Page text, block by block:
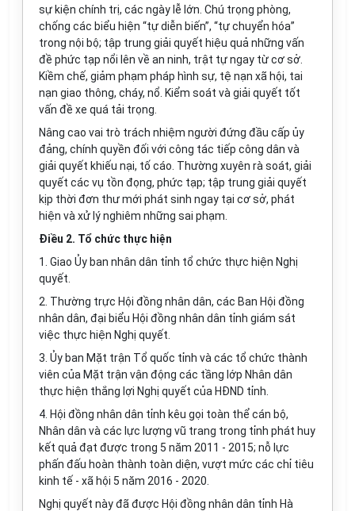
sự kiện chính trị, các ngày lễ ớn. Chú trọng phòng,
chống các biểu hiện “tự diễn biến”, “tự chuyển hóa”
trong nội bộ; tập trung giải quyết hiệu quả những vấn
đề phức tạp nổi lên về an ninh, trật tự ngay từ cơ sở.
Kiềm chế, giảm phạm pháp hình sự, tệ nạn xã hội, tai
nạn giao thông, cháy, nổ. Kiểm soát và giải quyết tốt
vấn đề xe quá tải trọng.
Nâng cao vai trò trách nhiệm người đứng đầu cấp ủy
đảng, chính quyền đối với công tác tiếp công dân và
giải quyết khiếu nại, tố cáo. Thường xuyên rà soát, giải
quyết các vụ tồn đọng, phức tạp; tập trung giải quyết
kịp thời đơn thư mới phát sinh ngay tại cơ sở, phát
hiện và xử lý nghiêm những sai phạm.
Điều 2. Tổ chức thực hiện
1. Giao Ủy ban nhân dân tỉnh tổ chức thực hiện Nghị
quyết.
2. Thường trực Hội đồng nhân dân, các Ban Hội đồng
nhân dân, đại biểu Hội đồng nhân dân tỉnh giám sát
việc thực hiện Nghị quyết.
3. Ủy ban Mặt trận Tổ quốc tỉnh và các tổ chức thành
viên của Mặt trận vận động các tầng lớp Nhân dân
thực hiện thắng lợi Nghị quyết của HĐND tỉnh.
4. Hội đồng nhân dân tỉnh kêu gọi toàn thể cán bộ,
Nhân dân và các lực lượng vũ trang trong tỉnh phát huy
kết quả đạt được trong 5 năm 2011 - 2015; nỗ lực
phấn đấu hoàn thành toàn diện, vượt mức các chỉ tiêu
kinh tế - xã hội 5 năm 2016 - 2020.
Nghị quyết này đã được Hội đồng nhân dân tỉnh Hà